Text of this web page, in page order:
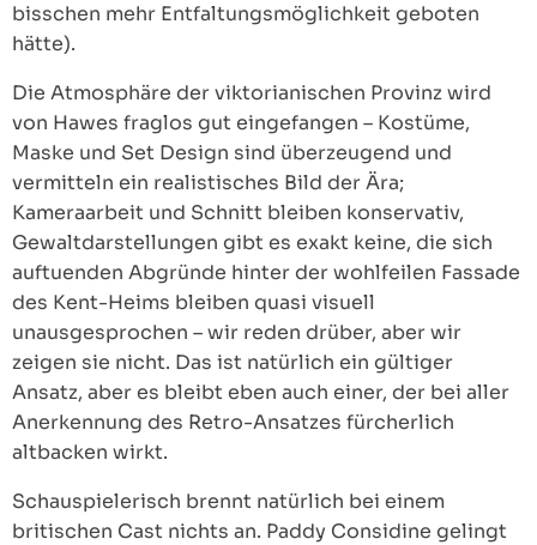
bisschen mehr Entfaltungsmöglichkeit geboten
hätte).
Die Atmosphäre der viktorianischen Provinz wird
von Hawes fraglos gut eingefangen – Kostüme,
Maske und Set Design sind überzeugend und
vermitteln ein realistisches Bild der Ära;
Kameraarbeit und Schnitt bleiben konservativ,
Gewaltdarstellungen gibt es exakt keine, die sich
auftuenden Abgründe hinter der wohlfeilen Fassade
des Kent-Heims bleiben quasi visuell
unausgesprochen – wir reden drüber, aber wir
zeigen sie nicht. Das ist natürlich ein gültiger
Ansatz, aber es bleibt eben auch einer, der bei aller
Anerkennung des Retro-Ansatzes fürcherlich
altbacken wirkt.
Schauspielerisch brennt natürlich bei einem
britischen Cast nichts an. Paddy Considine gelingt